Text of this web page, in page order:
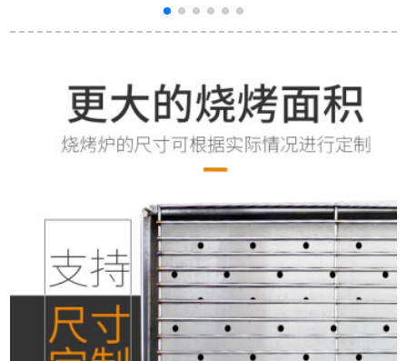
焼きの果実の炭の構
の中で引火の塊の40
斤のあぶり焼きの炭
をくわえます
項噴火ガン噴火器バ
ーベキュー液化ガス
炭素採火器具長項高
温：単独噴射灯
グ焼肉炉工具厚い家
リルネット